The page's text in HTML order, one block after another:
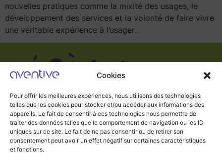
Cookies
Pour offrir les meilleures expériences, nous utilisons des technologies
telles que les cookies pour stocker et/ou accéder aux informations des
appareils. Le fait de consentir à ces technologies nous permettra de
traiter des données telles que le comportement de navigation ou les ID
uniques sur ce site. Le fait de ne pas consentir ou de retirer son
consentement peut avoir un effet négatif sur certaines caractéristiques
et fonctions.
nouvelles pratiques comme la mixité des usages, le
développement des services et la volonté de faire vivre
une véritable expérience à l’usager.